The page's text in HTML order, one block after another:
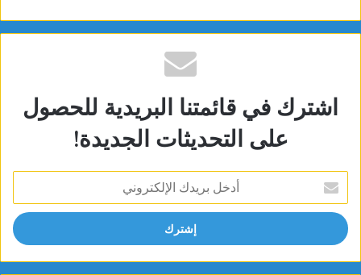
اشترك في قائمتنا البريدية للحصول
على التحديثات الجديدة!
بريدك
الإلكتروني